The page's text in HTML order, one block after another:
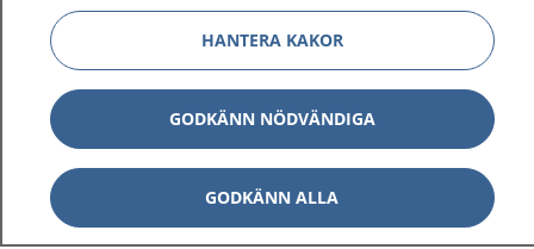
1177 ger dig råd när du vill må bättre.
1177 på flera språk Visa
Om 1177 Visa
HANTERA KAKOR
GODKÄNN NÖDVÄNDIGA
GODKÄNN ALLA